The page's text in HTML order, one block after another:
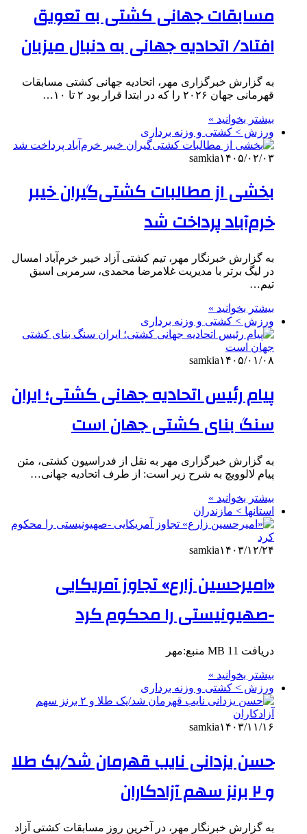
مسابقات جهانی کشتی به تعویق
افتاد/ اتحادیه جهانی به دنبال میزبان
به گزارش خبرگزاری مهر، اتحادیه جهانی کشتی مسابقات
قهرمانی جهان ۲۰۲۶ را که در ابتدا قرار بود ۲ تا ۱۰…
بیشتر بخوانید »
ورزش > کشتی و وزنه برداری
samkia۱۴۰۵/۰۲/۰۳
بخشی از مطالبات کشتی‌گیران خیبر
خرم‌آباد پرداخت شد
به گزارش خبرنگار مهر، تیم کشتی آزاد خیبر خرم‌آباد امسال
در لیگ برتر با مدیریت غلامرضا محمدی، سرمربی اسبق
تیم…
بیشتر بخوانید »
ورزش > کشتی و وزنه برداری
samkia۱۴۰۵/۰۱/۰۸
پیام رئیس اتحادیه جهانی کشتی؛ ایران
سنگ بنای کشتی جهان است
به گزارش خبرگزاری مهر به نقل از فدراسیون کشتی، متن
پیام لالوویچ به شرح زیر است: از طرف اتحادیه جهانی…
بیشتر بخوانید »
استانها > مازندران
samkia۱۴۰۳/۱۲/۲۴
«امیرحسین زارع» تجاوز آمریکایی
-صهیونیستی را محکوم کرد
دریافت 11 MB منبع:مهر
بیشتر بخوانید »
ورزش > کشتی و وزنه برداری
samkia۱۴۰۳/۱۱/۱۶
حسن یزدانی نایب قهرمان شد/یک طلا
و ۲ برنز سهم آزادکاران
به گزارش خبرنگار مهر، در آخرین روز مسابقات کشتی آزاد